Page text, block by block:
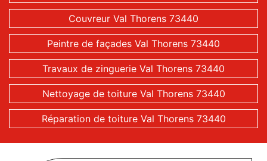
Couvreur Val Thorens 73440
Peintre de façades Val Thorens 73440
Travaux de zinguerie Val Thorens 73440
Nettoyage de toiture Val Thorens 73440
Réparation de toiture Val Thorens 73440